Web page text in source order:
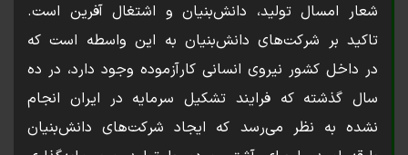
شعار امسال تولید، دانش‌بنیان و اشتغال آفرین است.
تاکید بر شرکت‌های دانش‌بنیان به این واسطه است که
در داخل کشور نیروی انسانی کارآزموده وجود دارد، در ده
سال گذشته که فرایند تشکیل سرمایه در ایران انجام
نشده به نظر می‌رسد که ایجاد شرکت‌های دانش‌بنیان